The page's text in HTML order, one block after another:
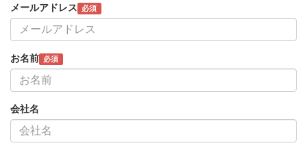
メールアドレス 必須
お名前 必須
会社名